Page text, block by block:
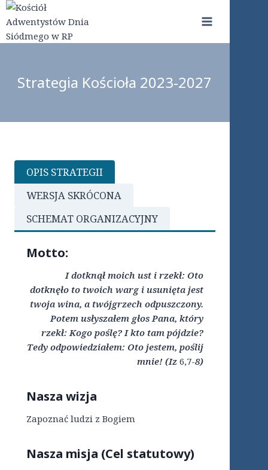
Przejdź
do
treści
Strategia Kościoła 2023-2027
OPIS STRATEGII
WERSJA SKRÓCONA
SCHEMAT ORGANIZACYJNY
Motto:
I dotknął moich ust i rzekł: Oto
dotknęło to twoich warg i usunięta jest
twoja wina, a twójgrzech odpuszczony.
Potem usłyszałem głos Pana, który
rzekł: Kogo poślę? I kto tam pójdzie?
Tedy odpowiedziałem: Oto jestem, poślij
mnie! (Iz 6,7-8)
Nasza wizja
Zapoznać ludzi z Bogiem
Nasza misja (Cel statutowy)